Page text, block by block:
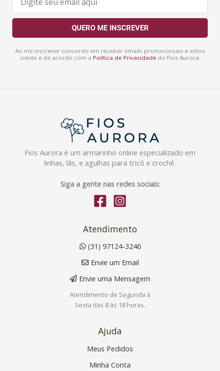
m
i
QUERO ME INSCREVER
Ao me inscrever concordo em receber emails promocionais e estou
ciente e de acordo com a Política de Privacidadedo Fios Aurora.
Fios Aurora é um armarinho online especializado em
linhas, lãs, e agulhas para tricô e crochê.
Siga a gente nas redes sociais:
Atendimento
(31) 97124-3246
Envie um Email
Envie uma Mensagem
Atendimento de Segunda à
Sexta das 8 às 18 horas.
Ajuda
Meus Pedidos
Minha Conta